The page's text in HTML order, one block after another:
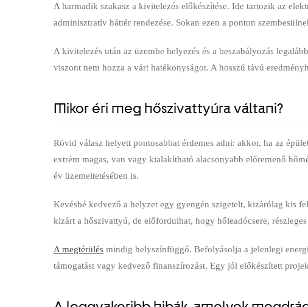
A harmadik szakasz a kivitelezés előkészítése. Ide tartozik az
adminisztratív háttér rendezése. Sokan ezen a ponton
A kivitelezés után az üzembe helyezés és a beszabályozás
viszont nem hozza a várt hatékonyságot. A hosszú távú
Mikor éri meg hőszivattyúra váltani?
Rövid válasz helyett pontosabbat érdemes adni: akkor, ha az
extrém magas, van vagy kialakítható alacsonyabb előremenő
év üzemeltetésében is.
Kevésbé kedvező a helyzet egy gyengén szigetelt, kizárólag kis
kizárt a hőszivattyú, de előfordulhat, hogy hőleadócsere,
A megtérülés mindig helyszínfüggő. Befolyásolja a jelenlegi
támogatást vagy kedvező finanszírozást. Egy jól előkészített